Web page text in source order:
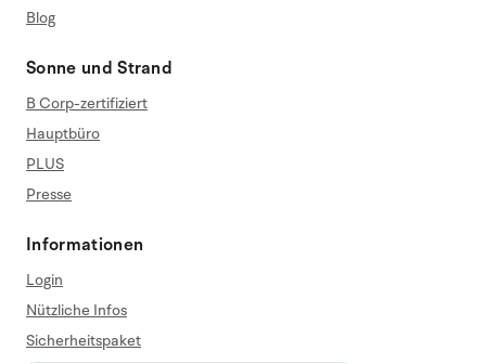
Blog
Sonne und Strand
B Corp-zertifiziert
Hauptbüro
PLUS
Presse
Informationen
Login
Nützliche Infos
Sicherheitspaket